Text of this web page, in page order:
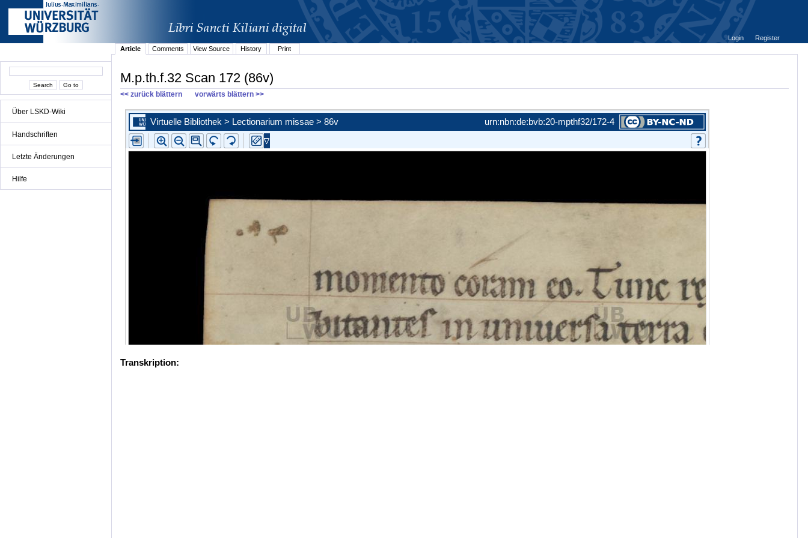
Über LSKD-Wiki
Handschriften
Letzte Änderungen
Hilfe
Login
Register
Article
Comments View Source History Print
M.p.th.f.32 Scan 172 (86v)
<< zurück blättern vorwärts blättern >>
Transkription: